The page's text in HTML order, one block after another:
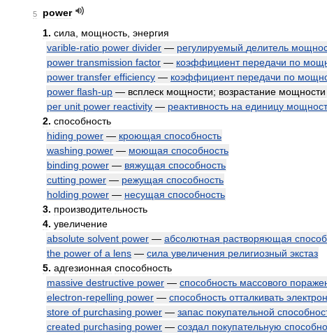
5
power
1. сила мощность энергия
varible-ratio power divider — регулируемый делитель
power transmission factor — коэффициент передачи по
power transfer efficiency — коэффициент передачи по
power flash-up — всплеск мощности; возрастание мощности
per unit power reactivity — реактивность на единицу
2. способность
hiding power — кроющая способность
washing power — моющая способность
binding power — вяжущая способность
cutting power — режущая способность
holding power — несущая способность
3. производительность
4. увеличение
absolute solvent power — абсолютная растворяющая
the power of a lens — сила увеличения религиозный экстаз
5. адгезионная способность
massive destructive power — способность массового
electron-repelling power — способность отталкивать
store of purchasing power — запас покупательной
created purchasing power — создал покупательную